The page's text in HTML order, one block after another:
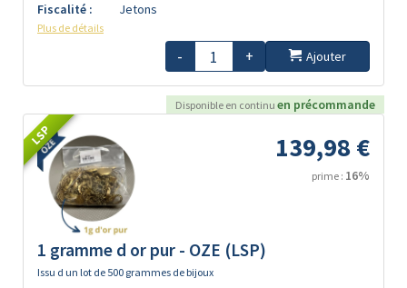
Fiscalité :
Jetons
Plus de détails
- + Ajouter
Disponible en continu en précommande
LSP 139,98 €
prime : 16%
1 gramme d or pur - OZE (LSP)
Issu d un lot de 500 grammes de bijoux